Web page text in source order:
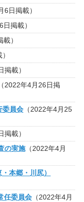
6日掲載）
掲載）
）
載）
（2022年4月26日掲
委員会（2022年4月25
載）
の実施（2022年4月
本郷・川尻）
任委員会（2022年4月